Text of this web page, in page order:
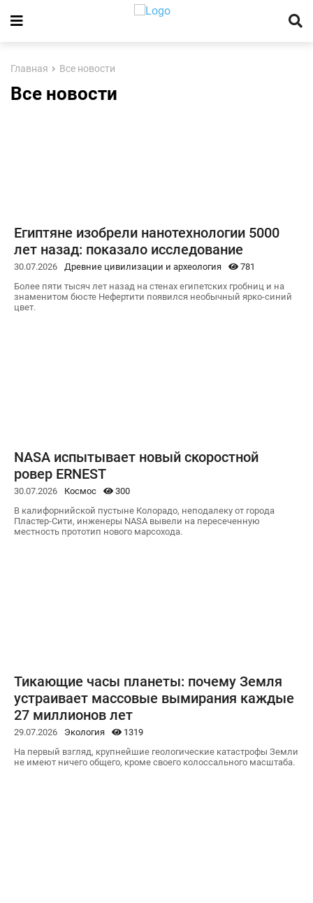
Главная Все новости
Все новости
Египтяне изобрели нанотехнологии 5000
лет назад: показало исследование
30.07.2026 Древние цивилизации и археология
781
Более пяти тысяч лет назад на стенах египетских гробниц и на
знаменитом бюсте Нефертити появился необычный ярко-синий
цвет.
NASA испытывает новый скоростной
ровер ERNEST
30.07.2026 Космос
300
В калифорнийской пустыне Колорадо, неподалеку от города
Пластер-Сити, инженеры NASA вывели на пересеченную
местность прототип нового марсохода.
Тикающие часы планеты: почему Земля
устраивает массовые вымирания каждые
27 миллионов лет
29.07.2026 Экология
1319
На первый взгляд, крупнейшие геологические катастрофы Земли
не имеют ничего общего, кроме своего колоссального масштаба.